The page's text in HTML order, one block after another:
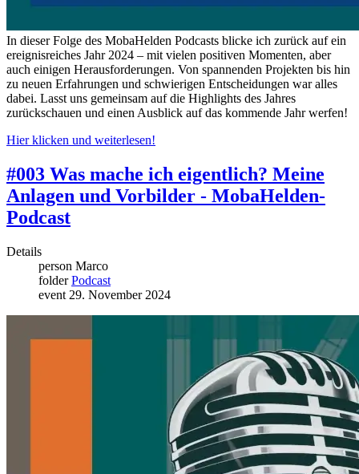
In dieser Folge des MobaHelden Podcasts blicke ich zurück auf ein
ereignisreiches Jahr 2024 – mit vielen positiven Momenten, aber
auch einigen Herausforderungen. Von spannenden Projekten bis hin
zu neuen Erfahrungen und schwierigen Entscheidungen war alles
dabei. Lasst uns gemeinsam auf die Highlights des Jahres
zurückschauen und einen Ausblick auf das kommende Jahr werfen!
Hier klicken und weiterlesen!
#003 Was mache ich eigentlich? Meine
Anlagen und Vorbilder - MobaHelden-
Podcast
Details
person Marco
folder Podcast
event 29. November 2024